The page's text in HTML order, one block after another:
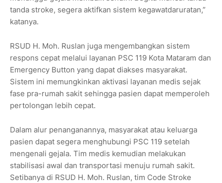
tanda stroke, segera aktifkan sistem kegawatdaruratan,”
katanya.
RSUD H. Moh. Ruslan juga mengembangkan sistem
respons cepat melalui layanan PSC 119 Kota Mataram dan
Emergency Button yang dapat diakses masyarakat.
Sistem ini memungkinkan aktivasi layanan medis sejak
fase pra-rumah sakit sehingga pasien dapat memperoleh
pertolongan lebih cepat.
Dalam alur penanganannya, masyarakat atau keluarga
pasien dapat segera menghubungi PSC 119 setelah
mengenali gejala. Tim medis kemudian melakukan
stabilisasi awal dan transportasi menuju rumah sakit.
Setibanya di RSUD H. Moh. Ruslan, tim Code Stroke